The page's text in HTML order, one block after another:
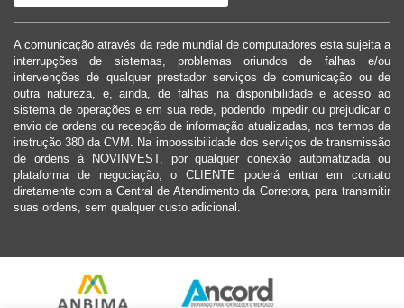
A comunicação através da rede mundial de computadores esta sujeita a
interrupções de sistemas, problemas oriundos de falhas e/ou
intervenções de qualquer prestador serviços de comunicação ou de
outra natureza, e, ainda, de falhas na disponibilidade e acesso ao
sistema de operações e em sua rede, podendo impedir ou prejudicar o
envio de ordens ou recepção de informação atualizadas, nos termos da
instrução 380 da CVM. Na impossibilidade dos serviços de transmissão
de ordens à NOVINVEST, por qualquer conexão automatizada ou
plataforma de negociação, o CLIENTE poderá entrar em contato
diretamente com a Central de Atendimento da Corretora, para transmitir
suas ordens, sem qualquer custo adicional.